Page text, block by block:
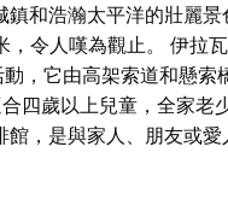
和浩瀚太平洋的壯麗
令人嘆為觀止。 伊拉
，它由高架索道和懸
四歲以上兒童，全家老
，是與家人、朋友或